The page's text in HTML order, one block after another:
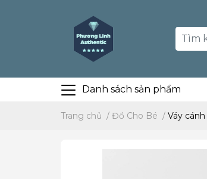
Danh sách sản phẩm
Trang chủ / Đồ Cho Bé / Váy